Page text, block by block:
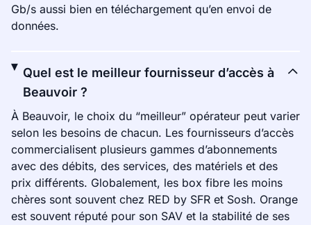
Gb/s aussi bien en téléchargement qu’en envoi de
données.
Quel est le meilleur fournisseur d’accès à
Beauvoir ?
À Beauvoir, le choix du “meilleur” opérateur peut varier
selon les besoins de chacun. Les fournisseurs d’accès
commercialisent plusieurs gammes d’abonnements
avec des débits, des services, des matériels et des
prix différents. Globalement, les box fibre les moins
chères sont souvent chez RED by SFR et Sosh. Orange
est souvent réputé pour son SAV et la stabilité de ses